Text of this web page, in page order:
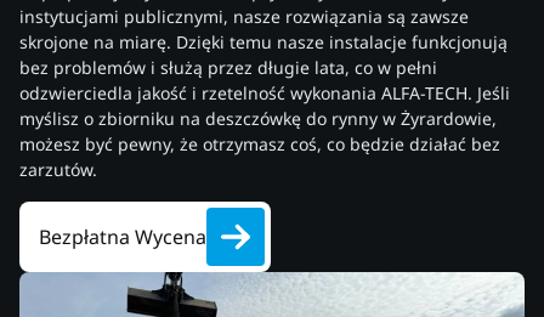
instytucjami publicznymi, nasze rozwiązania są zawsze
skrojone na miarę. Dzięki temu nasze instalacje funkcjonują
bez problemów i służą przez długie lata, co w pełni
odzwierciedla jakość i rzetelność wykonania ALFA-TECH. Jeśli
myślisz o zbiorniku na deszczówkę do rynny w Żyrardowie,
możesz być pewny, że otrzymasz coś, co będzie działać bez
zarzutów.
Bezpłatna Wycena